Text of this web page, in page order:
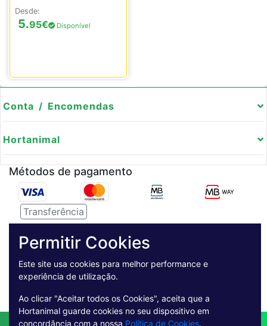
Desde:
5.95€ Disponível
Conta / Encomendas
Hortanimal
Métodos de pagamento
Transferência
Pagamento Seguro
Permitir Cookies
Este site usa cookies para melhor performance e
experiência de utilização.
Ao clicar "Aceitar todos os Cookies", aceita que a
Hortanimal guarde cookies no seu dispositivo em
concordância com a nossa Política de Cookies.